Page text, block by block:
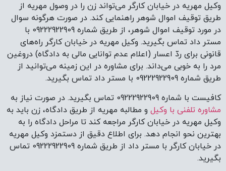
وکیل مهریه در خیابان کارگر می‌تواند زن را در وصول مهریه از
طریق توقیف اموال شوهر راهنمایی کند. در صورت هرگونه سوال
در مورد توقیف اموال شوهر، از طریق شماره 09222922909 با
مستر داد تماس بگیرید. وکیل مهریه در خیابان کارگر راه‌های
قانونی برای ردّ اعسار (اعلام عدم توانایی مالی به دادگاه) دروغین
مرد را به خوبی می‌داند. برای مشاوره در این زمینه می‌توانید از
طریق شماره 09222922909 با مستر داد تماس بگیرید.
کافیست با شماره 09222922909 تماس بگیرید. در صورت نیاز به
مشاوره تلفنی با وکیل و مطالبه مهریه از طریق دادگاه، زن باید به
وکیل مهریه در خیابان کارگر مراجعه کند تا مراحل دادگاه را به
بهترین نحو انجام دهد. برای اطلاع دقیق از دستمزد وکیل مهریه
در خیابان کارگر با مستر داد از طریق شماره 09222922909 تماس
بگیرید.